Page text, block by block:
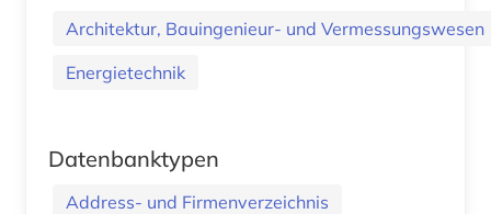
Architektur, Bauingenieur- und Vermessungswesen
Energietechnik
Datenbanktypen
Address- und Firmenverzeichnis